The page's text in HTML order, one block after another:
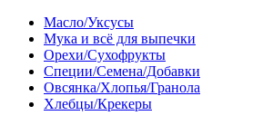
Масло/Уксусы
Мука и всё для выпечки
Орехи/Сухофрукты
Специи/Семена/Добавки
Овсянка/Хлопья/Гранола
Хлебцы/Крекеры